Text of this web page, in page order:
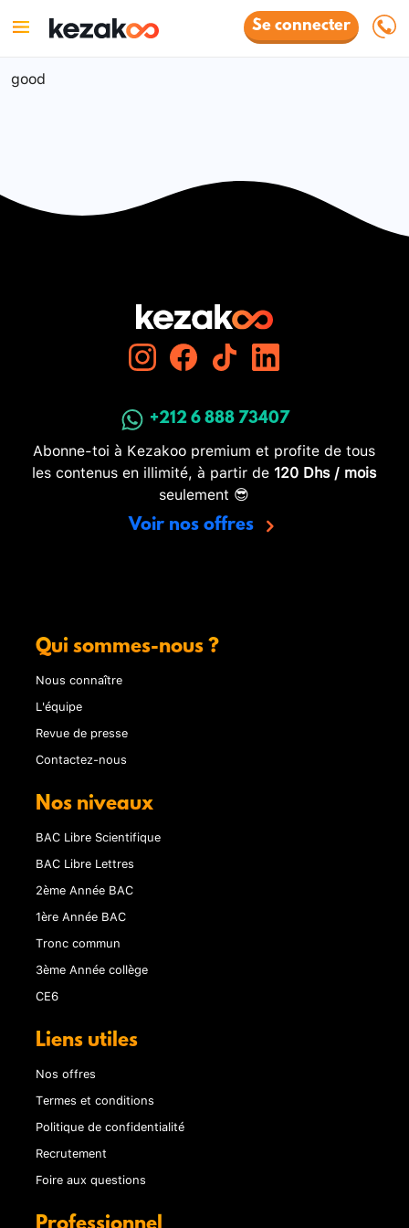
Se connecter
good
+212 6 888 73407
Abonne-toi à Kezakoo premium et profite de tous
les contenus en illimité, à partir de 120 Dhs / mois
seulement 😎
Voir nos offres
Qui sommes-nous ?
Nous connaître
L'équipe
Revue de presse
Contactez-nous
Nos niveaux
BAC Libre Scientifique
BAC Libre Lettres
2ème Année BAC
1ère Année BAC
Tronc commun
3ème Année collège
CE6
Liens utiles
Nos offres
Termes et conditions
Politique de confidentialité
Recrutement
Foire aux questions